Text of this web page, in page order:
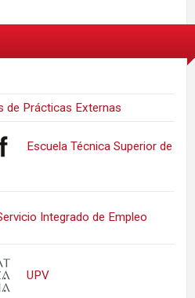
de Prácticas Externas
Escuela Técnica Superior de
Integrado de Empleo
UPV